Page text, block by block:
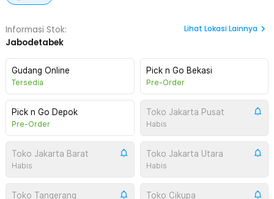
Informasi Stok:
Jabodetabek
Lihat Lokasi Lainnya
Gudang Online
Tersedia
Pick n Go Bekasi
Pre-Order
Pick n Go Depok
Pre-Order
Toko Jakarta Pusat
Habis
Toko Jakarta Barat
Habis
Toko Jakarta Utara
Habis
Toko Tangerang Toko Cikupa